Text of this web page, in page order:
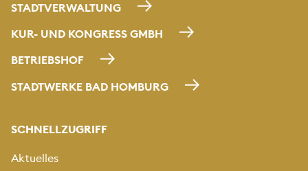
STADTVERWALTUNG
KUR- UND KONGRESS GMBH
BETRIEBSHOF
STADTWERKE BAD HOMBURG
SCHNELLZUGRIFF
Aktuelles